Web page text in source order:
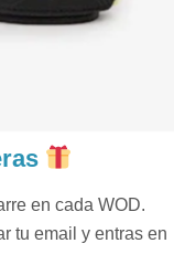
en cada WOD.
tu email y entras en